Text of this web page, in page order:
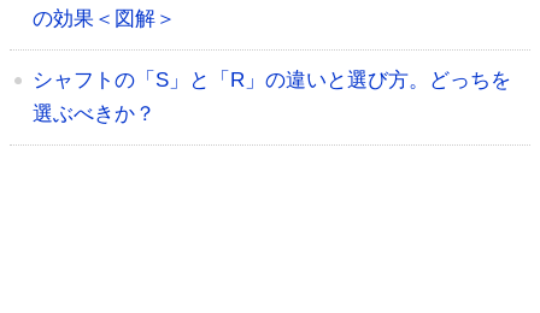
の効果＜図解＞
シャフトの「S」と「R」の違いと選び方。どっちを
選ぶべきか？